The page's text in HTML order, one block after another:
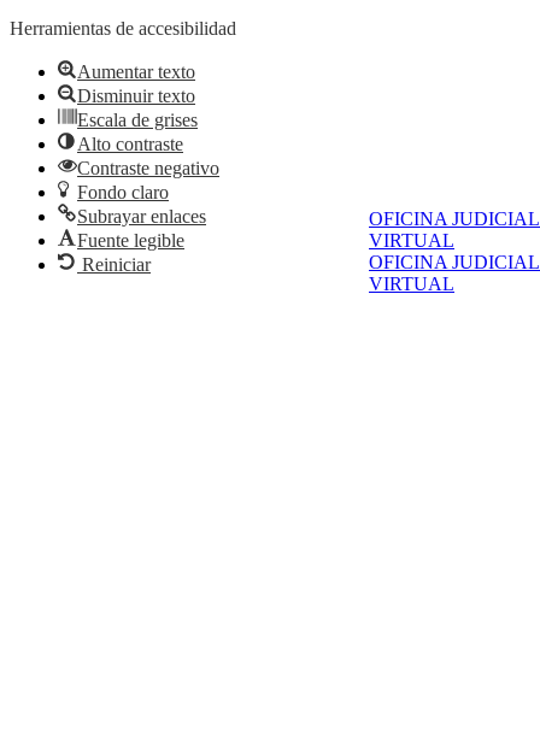
OFICINA JUDICIAL
VIRTUAL
OFICINA JUDICIAL
VIRTUAL
Herramientas de accesibilidad
Aumentar texto
Disminuir texto
Escala de grises
Alto contraste
Contraste negativo
Fondo claro
Subrayar enlaces
Fuente legible
Reiniciar